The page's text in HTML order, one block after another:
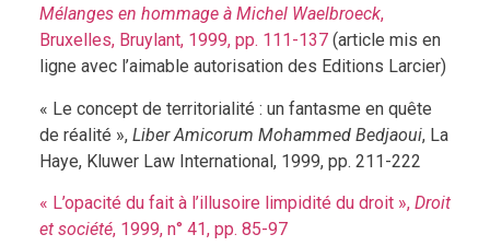
Mélanges en hommage à Michel Waelbroeck,
Bruxelles, Bruylant, 1999, pp. 111-137(article mis en
ligne avec l’aimable autorisation des Editions Larcier)
« Le concept de territorialité : un fantasme en quête
de réalité », Liber Amicorum Mohammed Bedjaoui, La
Haye, Kluwer Law International, 1999, pp. 211-222
« L’opacité du fait à l’illusoire limpidité du droit », Droit
et société, 1999, n° 41, pp. 85-97